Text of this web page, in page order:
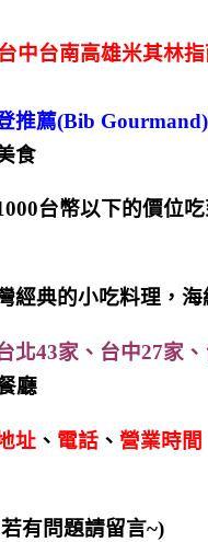
中台南高雄米其林
推薦(Bib Gourmand)
食
台幣以下的價位
經典的小吃料理，海
北43家、台中27家
廳
址 、 電話 、 營業時間
有問題請留言~)